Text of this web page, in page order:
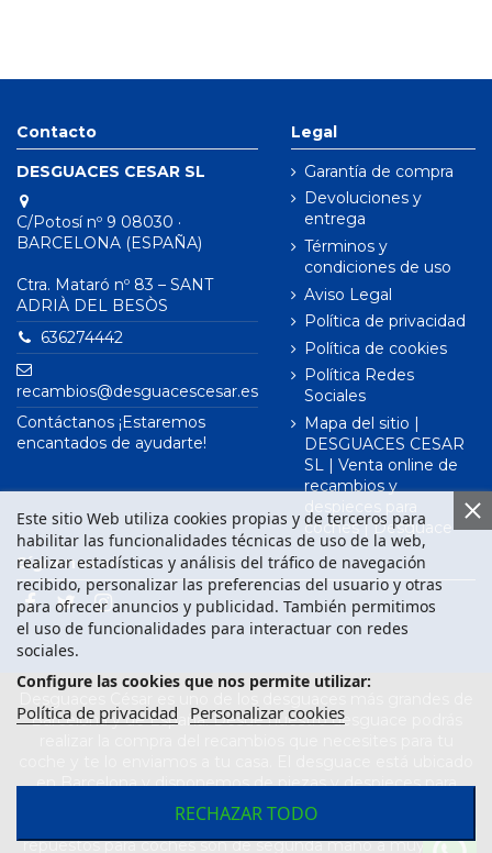
Contacto
DESGUACES CESAR SL
C/Potosí nº 9 08030 ·
BARCELONA (ESPAÑA)
Ctra. Mataró nº 83 – SANT
ADRIÀ DEL BESÒS
636274442
recambios@desguacescesar.es
Contáctanos ¡Estaremos
encantados de ayudarte!
Legal
Garantía de compra
Devoluciones y
entrega
Términos y
condiciones de uso
Aviso Legal
Política de privacidad
Política de cookies
Política Redes
Sociales
Mapa del sitio |
DESGUACES CESAR
SL | Venta online de
recambios y
despieces para
coches | Desguace
Este sitio Web utiliza cookies propias y de terceros para
habilitar las funcionalidades técnicas de uso de la web,
realizar estadísticas y análisis del tráfico de navegación
recibido, personalizar las preferencias del usuario y otras
para ofrecer anuncios y publicidad. También permitimos
el uso de funcionalidades para interactuar con redes
sociales.
Configure las cookies que nos permite utilizar:
Política de privacidad Personalizar cookies
RECHAZAR TODO
Síguenos en
Barcelona y de España. Desde nuestro desguace podrás
en Barcelona y disponemos de piezas y despieces para
todas las marcas de vehículos. Compra el recambio que
necesitas para tu coche en nuestro desguace. Los
repuestos para coches son de segunda mano a muy buen